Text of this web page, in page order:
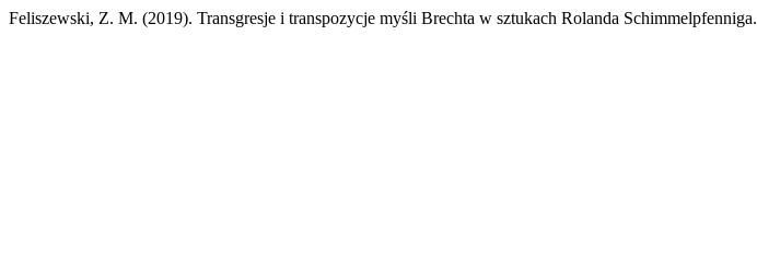
Feliszewski, Z. M. (2019). Transgresje i transpozycje myśli Brechta w sztukach Rolanda Schimmelpfenniga.